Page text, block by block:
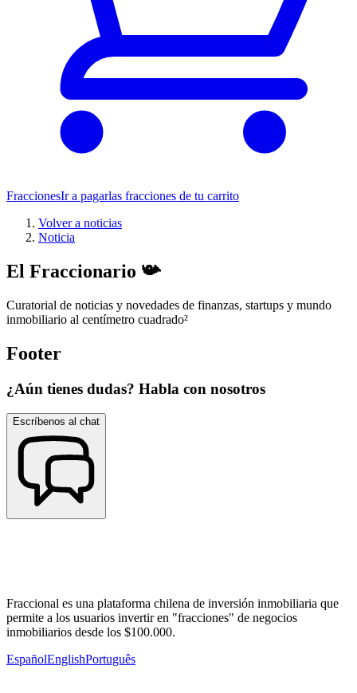
FraccionesIr a pagarlas fracciones de tu carrito
Volver a noticias
Noticia
El Fraccionario 📯
Curatorial de noticias y novedades de finanzas, startups y mundo
inmobiliario al centímetro cuadrado²
Footer
¿Aún tienes dudas? Habla con nosotros
Escríbenos al chat
Fraccional es una plataforma chilena de inversión inmobiliaria que
permite a los usuarios invertir en "fracciones" de negocios
inmobiliarios desde los $100.000.
EspañolEnglishPortuguês